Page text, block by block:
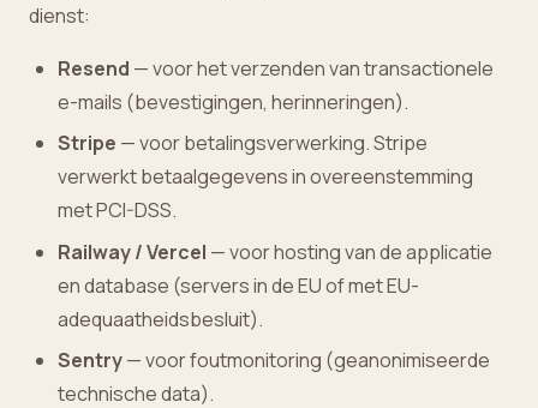
dienst:
Resend — voor het verzenden van transactionele
e-mails (bevestigingen, herinneringen).
Stripe — voor betalingsverwerking. Stripe
verwerkt betaalgegevens in overeenstemming
met PCI-DSS.
Railway / Vercel — voor hosting van de applicatie
en database (servers in de EU of met EU-
adequaatheidsbesluit).
Sentry— voor foutmonitoring (geanonimiseerde
technische data).